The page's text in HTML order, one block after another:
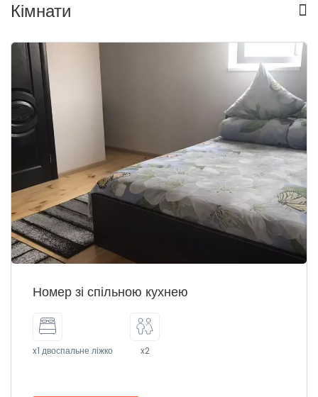
Кімнати
Номер зі спільною кухнею
x1 двоспальне ліжко x2